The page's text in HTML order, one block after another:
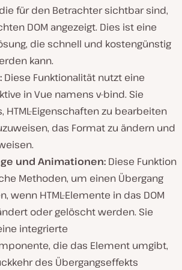
für den Betrachter sichtbar sind,
DOM angezeigt. Dies ist eine
die schnell und kostengünstig
kann.
Diese Funktionalität nutzt eine
in Vue namens v-bind. Sie
HTML-Eigenschaften zu bearbeiten
das Format zu ändern und
und Animationen: Diese Funktion
Methoden, um einen Übergang
wenn HTML-Elemente in das DOM
oder gelöscht werden. Sie
integrierte
die das Element umgibt,
des Übergangseffekts